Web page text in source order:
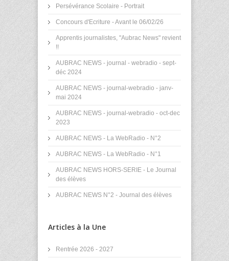
Persévérance Scolaire - Portrait
Concours d'Ecriture - Avant le 06/02/26
Apprentis journalistes, "Aubrac News" revient
!!
AUBRAC NEWS - journal - webradio - sept-
déc 2024
AUBRAC NEWS - journal-webradio - janv-
mai 2024
AUBRAC NEWS - journal-webradio - oct-dec
2023
AUBRAC NEWS - La WebRadio - N°2
AUBRAC NEWS - La WebRadio - N°1
AUBRAC NEWS HORS-SERIE - Le Journal
des élèves
AUBRAC NEWS N°2 - Journal des élèves
Articles à la Une
Rentrée 2026 - 2027